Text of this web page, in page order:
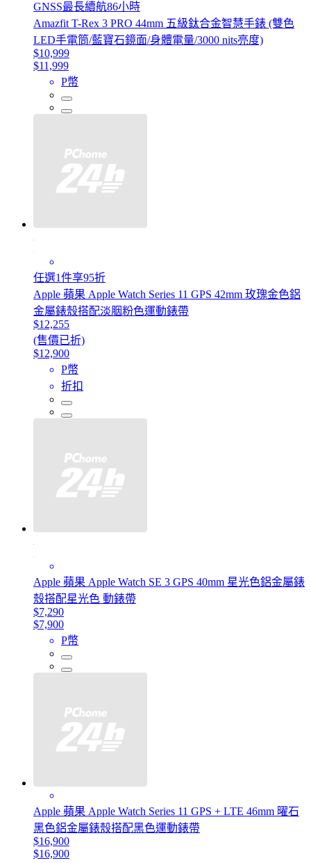
GNSS最長續航86小時
Amazfit T-Rex 3 PRO 44mm 五級鈦合金智慧手錶 (雙色
LED手電筒/藍寶石鏡面/身體電量/3000 nits亮度)
$10,999
$11,999
P幣
任選1件享95折
Apple 蘋果 Apple Watch Series 11 GPS 42mm 玫瑰金色鋁
金屬錶殼搭配淡胭粉色運動錶帶
$12,255
(售價已折)
$12,900
P幣
折扣
Apple 蘋果 Apple Watch SE 3 GPS 40mm 星光色鋁金屬錶
殼搭配星光色 動錶帶
$7,290
$7,900
P幣
Apple 蘋果 Apple Watch Series 11 GPS + LTE 46mm 曜石
黑色鋁金屬錶殼搭配黑色運動錶帶
$16,900
$16,900